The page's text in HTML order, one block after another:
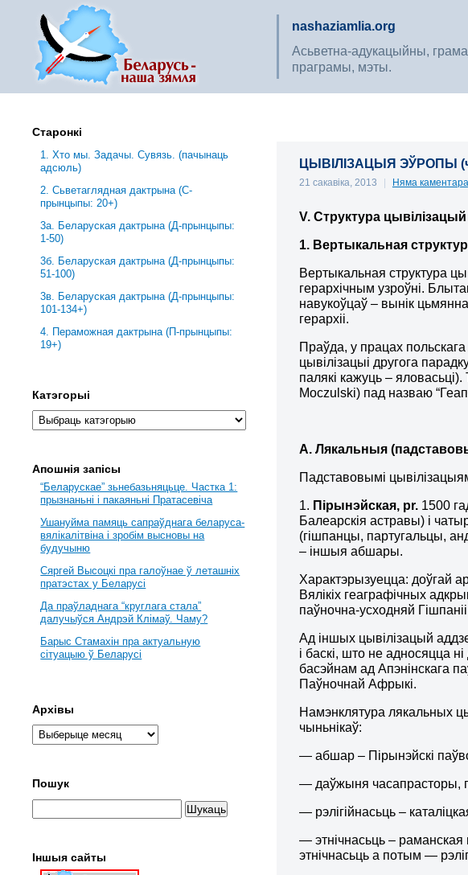
nashaziamlia.org
Асьветна-адукацыйны,
праграмы, мэты.
ЦЫВІЛІЗАЦЫЯ ЭЎРОПЫ
21 сакавіка, 2013 | Няма
V. Структура цывілізацый
1. Вертыкальная
Вертыкальная структура
герархічным узроўні.
навукоўцаў – вынік
герархіі.
Праўда, у працах
цывілізацыі другога
палякі кажуць –
Moczulski) пад назваю
А. Лякальныя
Падставовымі
1. Пірынэйская, pr. 1500
Балеарскія астравы) і
(гішпанцы, партугальцы,
– іншыя абшары.
Характэрызуецца: доўгай
Вялікіх геаграфічных
паўночна-усходняй
Ад іншых цывілізацый
і баскі, што не адносяцца
басэйнам ад Апэнінскага
Паўночнай Афрыкі.
Намэнклятура лякальных
чыньнікаў:
— абшар – Пірынэйскі
— даўжыня часапрасторы,
— рэлігійнасьць –
— этнічнасьць – раманская
этнічнасьць а потым —
Старонкі
1. Хто мы. Задачы. Сувязь. (пачынаць
адсюль)
2. Сьветаглядная дактрына (С-
прынцыпы: 20+)
3a. Беларуская дактрына (Д-прынцыпы:
1-50)
3б. Беларуская дактрына (Д-прынцыпы:
51-100)
3в. Беларуская дактрына (Д-прынцыпы:
101-134+)
4. Пераможная дактрына (П-прынцыпы:
19+)
Катэгорыі
Апошнія запісы
“Беларускае” зьнебазьняцьце. Частка 1:
прызнаньні і пакаяньні Пратасевіча
Ушануйма памяць сапраўднага беларуса-
вялікалітвіна і зробім высновы на
будучыню
Сяргей Высоцкі пра галоўнае ў леташніх
пратэстах у Беларусі
Да праўладнага “круглага стала”
далучыўся Андрэй Клімаў. Чаму?
Барыс Стамахін пра актуальную
сітуацыю ў Беларусі
Архівы
Пошук
Іншыя сайты